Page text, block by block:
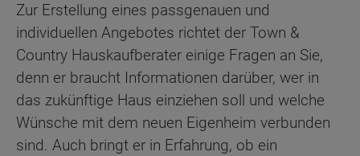
Zur Erstellung eines passgenauen und
individuellen Angebotes richtet der Town &
Country Hauskaufberater einige Fragen an Sie,
denn er braucht Informationen darüber, wer in
das zukünftige Haus einziehen soll und welche
Wünsche mit dem neuen Eigenheim verbunden
sind. Auch bringt er in Erfahrung, ob ein